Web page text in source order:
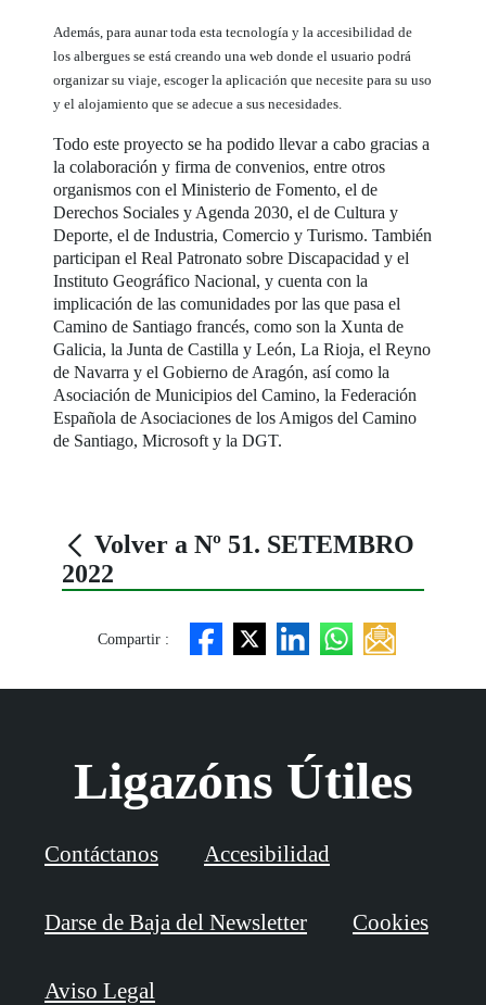
Además, para aunar toda esta tecnología y la accesibilidad de
los albergues se está creando una web donde el usuario podrá
organizar su viaje, escoger la aplicación que necesite para su uso
y el alojamiento que se adecue a sus necesidades.
Todo este proyecto se ha podido llevar a cabo gracias a
la colaboración y firma de convenios, entre otros
organismos con el Ministerio de Fomento, el de
Derechos Sociales y Agenda 2030, el de Cultura y
Deporte, el de Industria, Comercio y Turismo. También
participan el Real Patronato sobre Discapacidad y el
Instituto Geográfico Nacional, y cuenta con la
implicación de las comunidades por las que pasa el
Camino de Santiago francés, como son la Xunta de
Galicia, la Junta de Castilla y León, La Rioja, el Reyno
de Navarra y el Gobierno de Aragón, así como la
Asociación de Municipios del Camino, la Federación
Española de Asociaciones de los Amigos del Camino
de Santiago, Microsoft y la DGT.
Volver a Nº 51. SETEMBRO
2022
Compartir :
Ligazóns Útiles
Contáctanos Accesibilidad
Darse de Baja del Newsletter Cookies
Aviso Legal